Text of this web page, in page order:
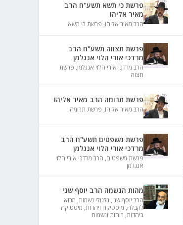
פרשת כי תשא תשע"ח הרב
מאיר אליהו
הרב מאיר אליהו, פרשת כי תשא
פרשת תצווה תשע"ח הרב
מרדכי אורי הלוי אנגלמן
הרב מרדכי אורי הלוי אנגלמן, פרשת
תצוה
פרשת תרומה הרב מאיר אליהו
הרב מאיר אליהו, פרשת תרומה
פרשת משפטים תשע"ח הרב
מרדכי אורי הלוי אנגלמן
פרשת משפטים, הרב מרדכי אורי הלוי
אנגלמן
מהות הנשמה הרב יוסף שני
הרב יוסף שני, גלגולי נשמות, מבוא
לקבלה, מיסטיקה ויהדות, מיסטיקה
ביהדות, רוחות ונשמות